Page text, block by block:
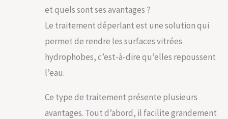
et quels sont ses avantages ?
Le traitement déperlant est une solution qui
permet de rendre les surfaces vitrées
hydrophobes, c’est-à-dire qu’elles repoussent
l’eau.
Ce type de traitement présente plusieurs
avantages. Tout d’abord, il facilite grandement